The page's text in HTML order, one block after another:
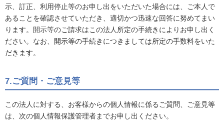
示、訂正、利用停止等のお申し出をいただいた場合には、ご本人で
あることを確認させていただき、適切かつ迅速な回答に努めてまい
ります。開示等のご請求はこの法人所定の手続きによりお申し出く
ださい。なお、開示等の手続きにつきましては所定の手数料をいた
だきます。
7.ご質問・ご意見等
この法人に対する、お客様からの個人情報に係るご質問、ご意見等
は、次の個人情報保護管理者までお申し出ください。